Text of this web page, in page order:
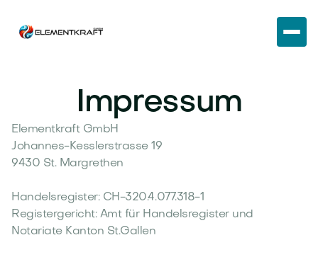
Impressum
Elementkraft GmbH
Johannes-Kesslerstrasse 19
9430 St. Margrethen
Handelsregister: CH-320.4.077.318-1
Registergericht: Amt für Handelsregister und
Notariate Kanton St.Gallen